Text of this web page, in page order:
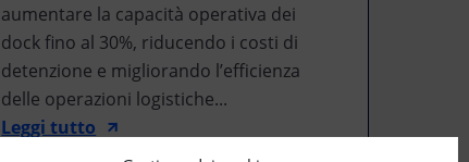
aumentare la capacità operativa dei
dock fino al 30%, riducendo i costi di
detenzione e migliorando l’efficienza
delle operazioni logistiche...
Leggi tutto